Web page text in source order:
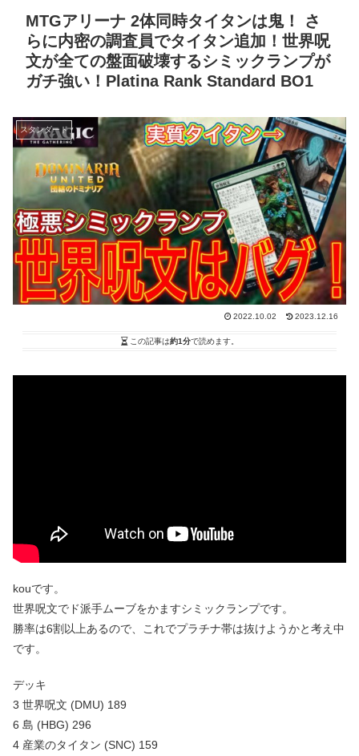
MTGアリーナ 2体同時タイタンは鬼！ さ
らに内密の調査員でタイタン追加！世界呪
文が全ての盤面破壊するシミックランプが
ガチ強い！Platina Rank Standard BO1
スタンダード
2022.10.02 2023.12.16
この記事は約1分で読めます。
kouです。
世界呪文でド派手ムーブをかますシミックランプです。
勝率は6割以上あるので、これでプラチナ帯は抜けようかと考え中
です。
デッキ
3 世界呪文 (DMU) 189
6 島 (HBG) 296
4 産業のタイタン (SNC) 159